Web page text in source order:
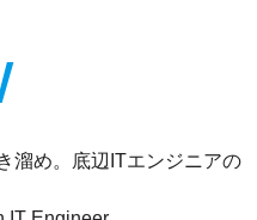
溜め。底辺ITエンジニアの